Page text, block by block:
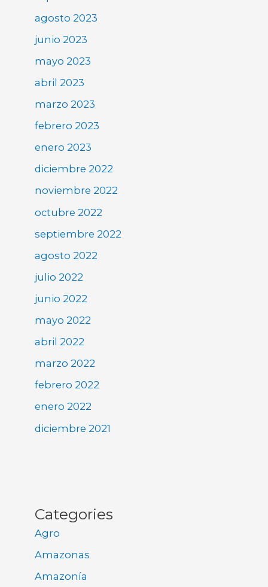
agosto 2023
junio 2023
mayo 2023
abril 2023
marzo 2023
febrero 2023
enero 2023
diciembre 2022
noviembre 2022
octubre 2022
septiembre 2022
agosto 2022
julio 2022
junio 2022
mayo 2022
abril 2022
marzo 2022
febrero 2022
enero 2022
diciembre 2021
Categories
Agro
Amazonas
Amazonía